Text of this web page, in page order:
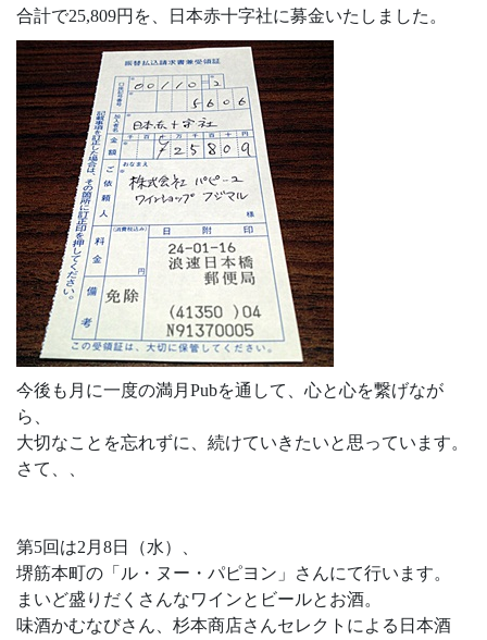
合計で25,809円を、日本赤十字社に募金いたしました。
今後も月に一度の満月Pubを通して、心と心を繋げなが
ら、
大切なことを忘れずに、続けていきたいと思っています。
さて、、
第5回は2月8日（水）、
堺筋本町の「ル・ヌー・パピヨン」さんにて行います。
まいど盛りだくさんなワインとビールとお酒。
味酒かむなびさん、杉本商店さんセレクトによる日本酒